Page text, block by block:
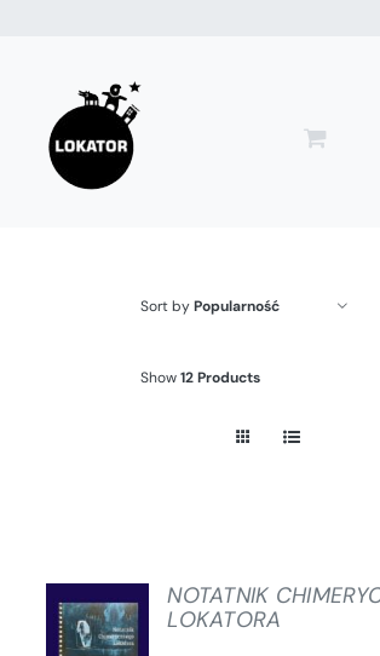
zawartości
Sort byPopularność
Show12 Products
SZCZEGÓŁY
NOTATNIK
LOKATORA